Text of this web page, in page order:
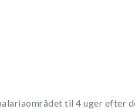
til 4 uger efter